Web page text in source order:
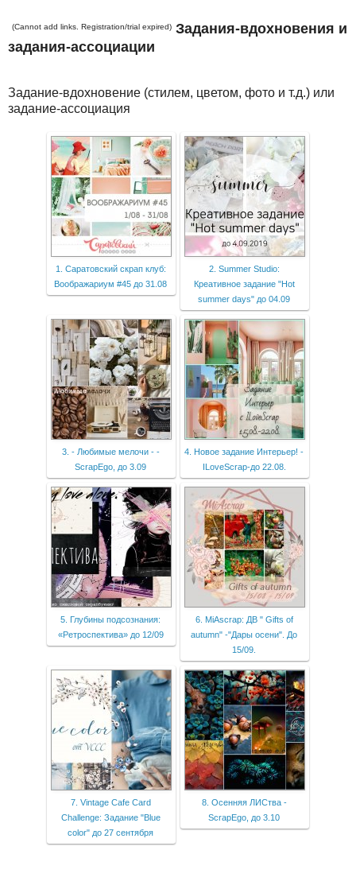
(Cannot add links. Registration/trial expired) Задания-вдохновения и
задания-ассоциации
Задание-вдохновение (стилем, цветом, фото и т.д.) или
задание-ассоциация
1. Саратовский скрап клуб:
Воображариум #45 до 31.08
2. Summer Studio:
Креативное задание "Hot
summer days" до 04.09
3. - Любимые мелочи - -
ScrapEgo, до 3.09
4. Новое задание Интерьер! -
ILoveScrap-до 22.08.
5. Глубины подсознания:
«Ретроспектива» до 12/09
6. MiAscrap: ДВ " Gifts of
autumn" -"Дары осени". До
15/09.
7. Vintage Cafe Card
Challenge: Задание "Blue
color" до 27 сентября
8. Осенняя ЛИСтва -
ScrapEgo, до 3.10